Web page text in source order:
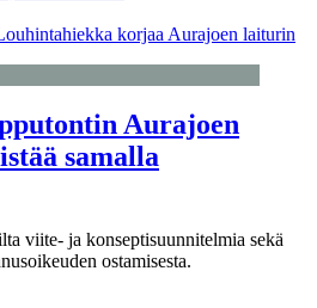
korjaa Aurajoen laiturin
Aurajoen
samalla
viite- ja konseptisuunnitelmia sekä
ostamisesta.